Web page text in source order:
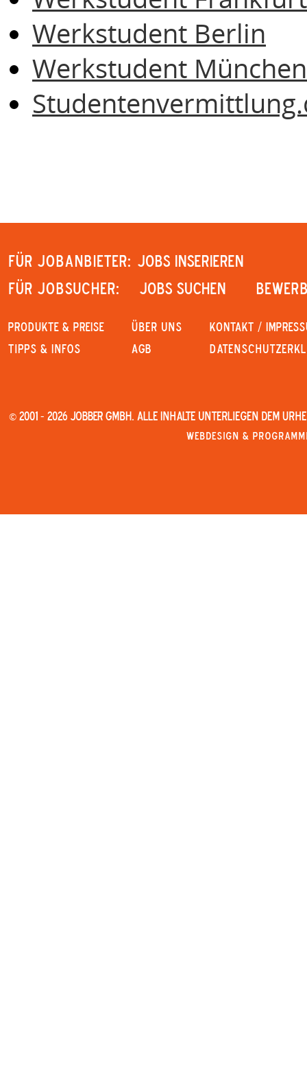
Werkstudent Berlin
Werkstudent München
Für Jobanbieter: JOBS INSERIEREN
Für Jobsucher:
JOBS SUCHEN
PRODUKTE & PREISE
Tipps & Infos
Über uns
AGB
KONTAKT /
© 2001 - 2026 JOBBER GmbH. Alle Inhalte unterliegen dem
Webdesign &